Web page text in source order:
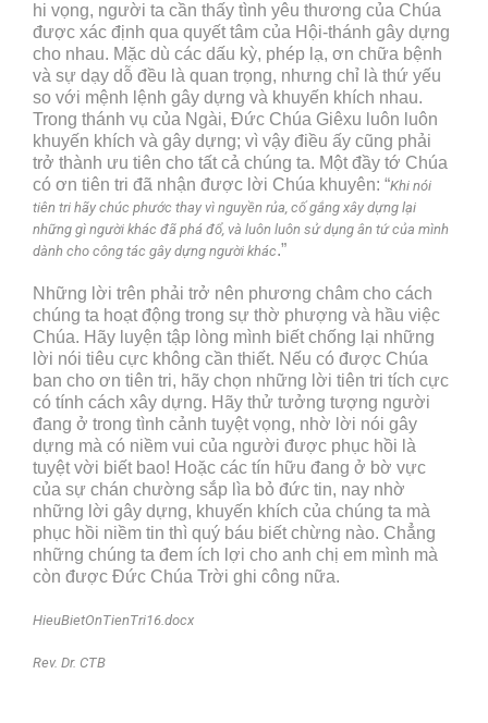
hi vọng, người ta cần thấy tình yêu thương của Chúa
được xác định qua quyết tâm của Hội-thánh gây dựng
cho nhau. Mặc dù các dấu kỳ, phép lạ, ơn chữa bệnh
và sự dạy dỗ đều là quan trọng, nhưng chỉ là thứ yếu
so với mệnh lệnh gây dựng và khuyến khích nhau.
Trong thánh vụ của Ngài, Đức Chúa Giêxu luôn luôn
khuyến khích và gây dựng; vì vậy điều ấy cũng phải
trở thành ưu tiên cho tất cả chúng ta. Một đầy tớ Chúa
có ơn tiên tri đã nhận được lời Chúa khuyên: “Khi nói
tiên tri hãy chúc phước thay vì nguyền rủa, cố gắng xây dựng lại
những gì người khác đã phá đổ, và luôn luôn sử dụng ân tứ của mình
dành cho công tác gây dựng người khác.”
Những lời trên phải trở nên phương châm cho cách
chúng ta hoạt động trong sự thờ phượng và hầu việc
Chúa. Hãy luyện tập lòng mình biết chống lại những
lời nói tiêu cực không cần thiết. Nếu có được Chúa
ban cho ơn tiên tri, hãy chọn những lời tiên tri tích cực
có tính cách xây dựng. Hãy thử tưởng tượng người
đang ở trong tình cảnh tuyệt vọng, nhờ lời nói gây
dựng mà có niềm vui của người được phục hồi là
tuyệt vời biết bao! Hoặc các tín hữu đang ở bờ vực
của sự chán chường sắp lìa bỏ đức tin, nay nhờ
những lời gây dựng, khuyến khích của chúng ta mà
phục hồi niềm tin thì quý báu biết chừng nào. Chẳng
những chúng ta đem ích lợi cho anh chị em mình mà
còn được Đức Chúa Trời ghi công nữa.
HieuBietOnTienTri16.docx
Rev. Dr. CTB